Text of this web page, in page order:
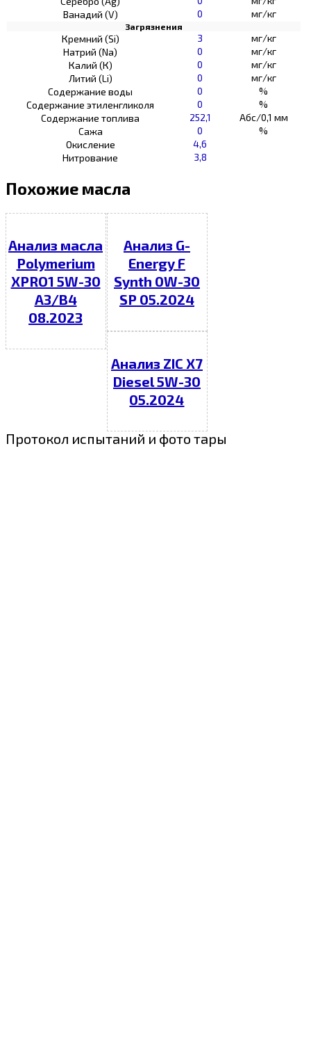
Ванадий (V)
0 мг/кг
Загрязнения
Кремний (Si) 3
мг/кг
Натрий (Na)
0
мг/кг
Калий (К)
0
мг/кг
Литий (Li)
0
мг/кг
Содержание воды
0
%
Содержание этиленгликоля
0
%
Содержание топлива
252,1
Абс/0,1 мм
Сажа
0
%
Окисление
4,6
Нитрование
3,8
Похожие масла
Анализ масла
Polymerium
XPRO1 5W-30
A3/B4
08.2023
Анализ G-
Energy F
Synth 0W-30
SP 05.2024
Анализ ZIC X7
Diesel 5W-30
05.2024
Протокол испытаний и фото тары